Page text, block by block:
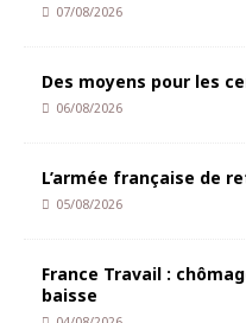
07/08/2026
Des moyens pour les
06/08/2026
L’armée française de
05/08/2026
France Travail :
baisse